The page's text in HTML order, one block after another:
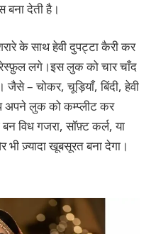
देती है।
के साथ हेवी दुपट्टा कैरी कर
लगे।इस लुक को चार चाँद
– चोकर, चूड़ियाँ, बिंदी, हेवी
लुक को कम्प्लीट कर
विध गजरा, सॉफ़्ट कर्ल, या
ज़्यादा खूबसूरत बना देगा।